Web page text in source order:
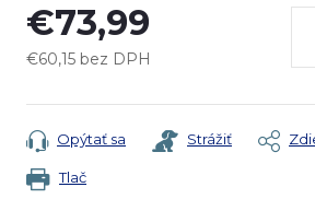
€73,99
€60,15 bez DPH
cena:
Tlač
Opýtať sa Strážiť